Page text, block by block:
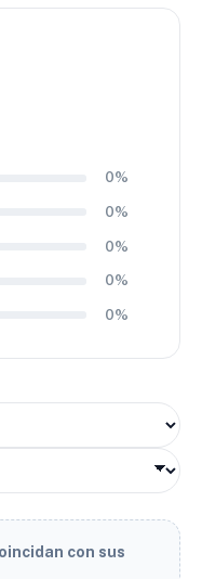
eficiencia,
0%
0%
0%
0%
0%
con sus